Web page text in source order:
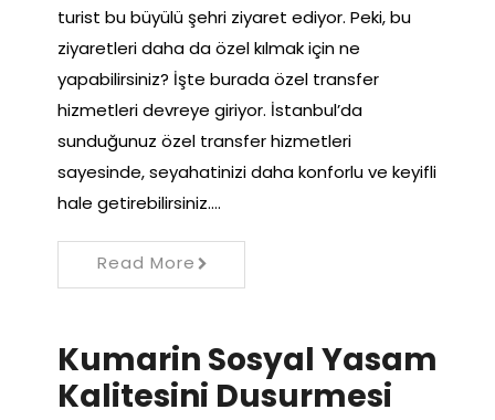
turist bu büyülü şehri ziyaret ediyor. Peki, bu
ziyaretleri daha da özel kılmak için ne
yapabilirsiniz? İşte burada özel transfer
hizmetleri devreye giriyor. İstanbul’da
sunduğunuz özel transfer hizmetleri
sayesinde, seyahatinizi daha konforlu ve keyifli
hale getirebilirsiniz.…
Read More
Kumarin Sosyal Yasam
Kalitesini Dusurmesi